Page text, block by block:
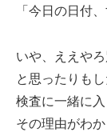
「今日の日付
いや、ええやろ
と思ったりも
検査に一緒に入
その理由がわか